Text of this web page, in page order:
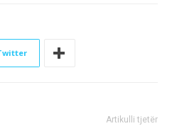
Artikulli tjetër